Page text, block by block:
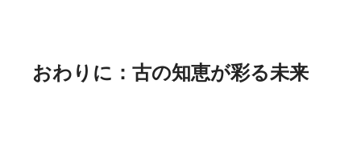
おわりに：古の知恵が彩る未来